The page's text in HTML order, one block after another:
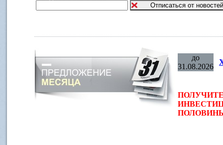
до
31.08.2026
ПОЛОВИНЫ